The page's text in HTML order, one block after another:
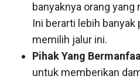
banyaknya orang
Ini berarti lebih
memilih jalur ini.
Pihak Yang
untuk memberikan